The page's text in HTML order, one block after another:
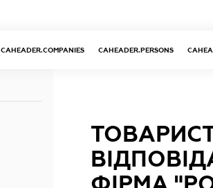
CAHEADER.COMPANIES CAHEADER.PERSONS